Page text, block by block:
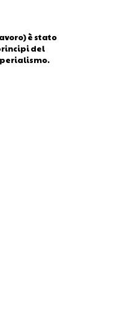
è stato
del